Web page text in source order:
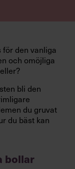
den vanliga
och omöjliga
bli den
du gruvat
du bäst kan
bollar